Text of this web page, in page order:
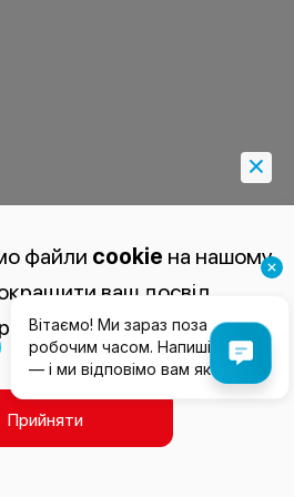
файли cookie на нашому
ваш досвід
Прийняти